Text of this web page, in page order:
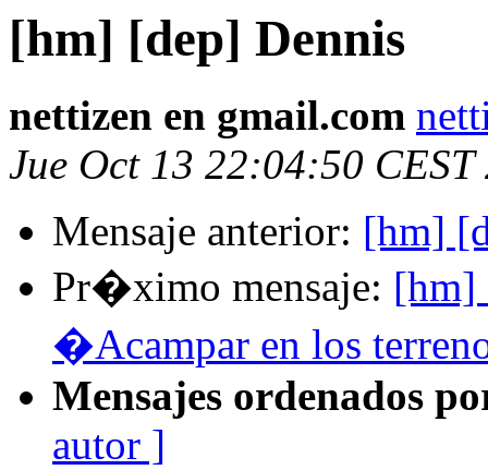
[hm] [dep] Dennis
nettizen en gmail.com
Jue Oct 13 22:04:50 CEST
Mensaje anterior: [hm]
Pr�ximo mensaje: [hm]
�Acampar en los
Mensajes ordenados
autor ]